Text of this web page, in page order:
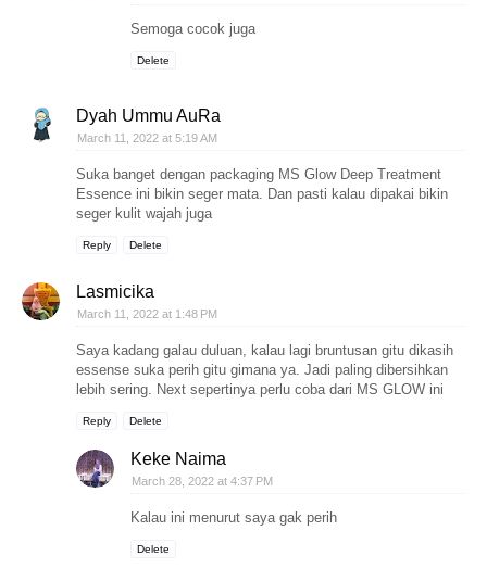
Semoga cocok juga
Delete
Dyah Ummu AuRa
March 11, 2022 at 5:19 AM
Suka banget dengan packaging MS Glow Deep Treatment
Essence ini bikin seger mata. Dan pasti kalau dipakai bikin
seger kulit wajah juga
Reply Delete
Lasmicika
March 11, 2022 at 1:48 PM
Saya kadang galau duluan, kalau lagi bruntusan gitu dikasih
essense suka perih gitu gimana ya. Jadi paling dibersihkan
lebih sering. Next sepertinya perlu coba dari MS GLOW ini
Reply Delete
Keke Naima
March 28, 2022 at 4:37 PM
Kalau ini menurut saya gak perih
Delete